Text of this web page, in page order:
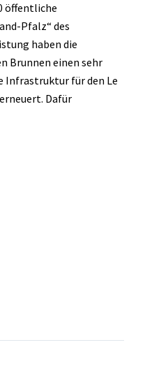
öffentliche
Pfalz“ des
haben die
Brunnen einen sehr
Infrastruktur für den Le
Dafür